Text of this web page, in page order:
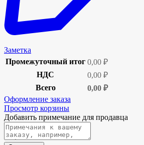
Заметка
Промежуточный итог 0,00 ₽
НДС
0,00 ₽
Всего
0,00 ₽
Оформление заказа
Просмотр корзины
Добавить примечание для продавца